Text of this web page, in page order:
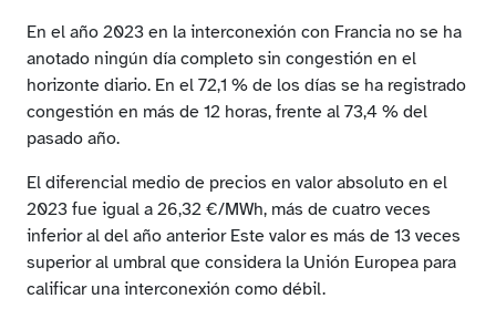
En el año 2023 en la interconexión con Francia no se ha
anotado ningún día completo sin congestión en el
horizonte diario. En el 72,1 % de los días se ha registrado
congestión en más de 12 horas, frente al 73,4 % del
pasado año.
El diferencial medio de precios en valor absoluto en el
2023 fue igual a 26,32 €/MWh, más de cuatro veces
inferior al del año anterior Este valor es más de 13 veces
superior al umbral que considera la Unión Europea para
calificar una interconexión como débil.